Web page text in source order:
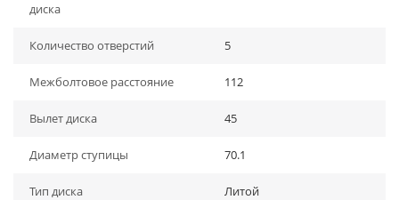
диска
Количество отверстий 5
Межболтовое расстояние 112
Вылет диска 45
Диаметр ступицы 70.1
Тип диска Литой